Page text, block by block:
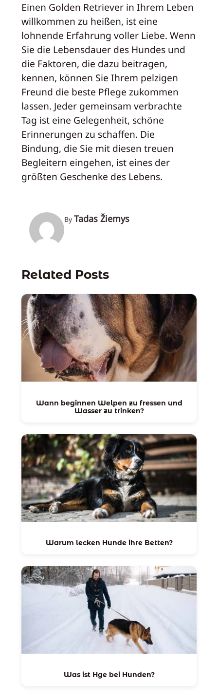
Einen Golden Retriever in Ihrem Leben
willkommen zu heißen, ist eine
lohnende Erfahrung voller Liebe. Wenn
Sie die Lebensdauer des Hundes und
die Faktoren, die dazu beitragen,
kennen, können Sie Ihrem pelzigen
Freund die beste Pflege zukommen
lassen. Jeder gemeinsam verbrachte
Tag ist eine Gelegenheit, schöne
Erinnerungen zu schaffen. Die
Bindung, die Sie mit diesen treuen
Begleitern eingehen, ist eines der
größten Geschenke des Lebens.
By Tadas Žiemys
Related Posts
Wann beginnen Welpen zu fressen und
Wasser zu trinken?
Warum lecken Hunde ihre Betten?
Was ist Hge bei Hunden?